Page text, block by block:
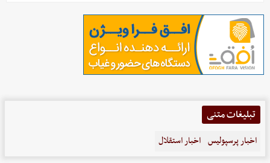
تبلیغات متنی
اخبار پرسپولیس اخبار استقلال